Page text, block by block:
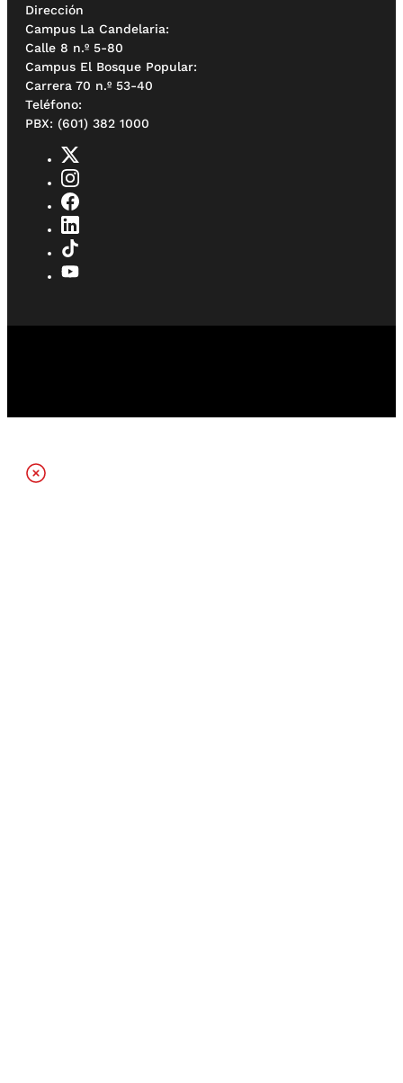
Dirección
Campus La Candelaria:
Calle 8 n.º 5-80
Campus El Bosque Popular:
Carrera 70 n.º 53-40
Teléfono:
PBX: (601) 382 1000